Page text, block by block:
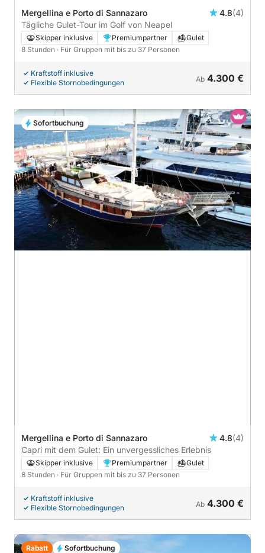
Mergellina e Porto di Sannazaro 4.8(4)
Tägliche Gulet-Tour im Golf von Neapel
Skipper inklusive Premiumpartner
Gulet
8 Stunden · Für Gruppen mit bis zu 37 Personen
Kraftstoff inklusive
Flexible Stornobedingungen
Ab 4.300 €
Mergellina e Porto di Sannazaro 4.8(4)
Capri mit dem Gulet: Ein unvergessliches Erlebnis
Skipper inklusive Premiumpartner
Gulet
8 Stunden · Für Gruppen mit bis zu 37 Personen
Kraftstoff inklusive
Flexible Stornobedingungen
Ab 4.300 €
Sofortbuchung
Rabatt Sofortbuchung